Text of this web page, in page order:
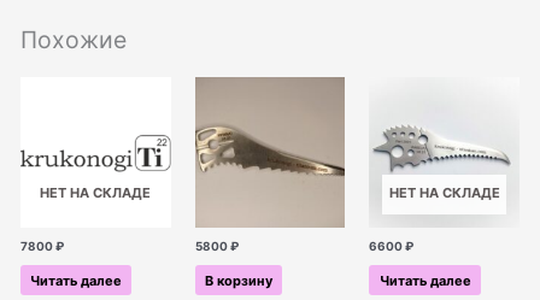
Похожие
НЕТ НА СКЛАДЕ
7800₽
Читать далее
5800₽
В корзину
НЕТ НА СКЛАДЕ
6600₽
Читать далее